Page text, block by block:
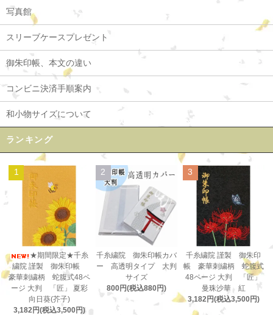
写真館
スリーブケースプレゼント
御朱印帳、本文の違い
コンビニ決済手順案内
和小物サイズについて
ランキング
1
★期間限定★千糸
繍院 謹製 御朱印帳
豪華刺繍柄 蛇腹式48ペ
ージ 大判 「匠」 夏彩
向日葵(芥子)
3,182円(税込3,500円)
2
千糸繍院 御朱印帳カバ
ー 高透明タイプ 大判
サイズ
800円(税込880円)
3
千糸繍院 謹製 御朱印
帳 豪華刺繍柄 蛇腹式
48ページ 大判 「匠」
曼珠沙華 紅
3,182円(税込3,500円)